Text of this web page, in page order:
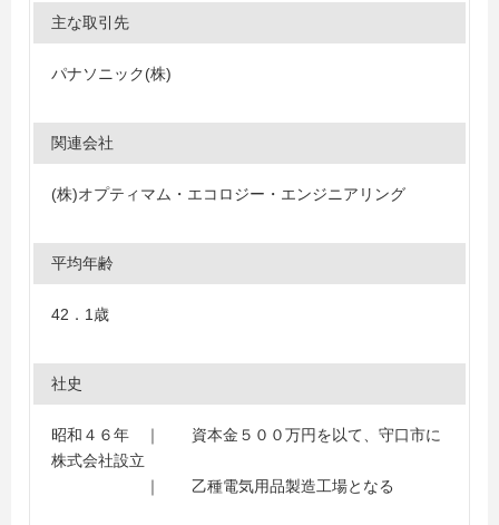
主な取引先
パナソニック(株)
関連会社
(株)オプティマム・エコロジー・エンジニアリング
平均年齢
42．1歳
社史
昭和４６年 ｜ 資本金５００万円を以て、守口市に
株式会社設立
｜ 乙種電気用品製造工場となる